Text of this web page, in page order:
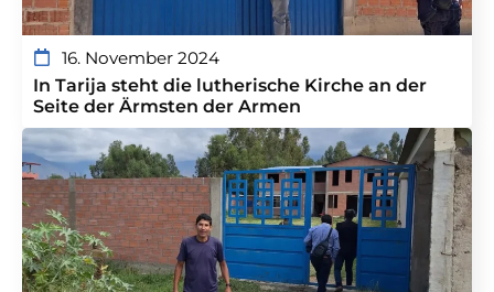
16. November 2024
In Tarija steht die lutherische Kirche an der
Seite der Ärmsten der Armen